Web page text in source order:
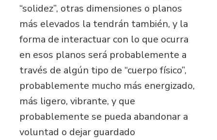
“solidez”, otras dimensiones o planos
más elevados la tendrán también, y la
forma de interactuar con lo que ocurra
en esos planos será probablemente a
través de algún tipo de “cuerpo físico”,
probablemente mucho más energizado,
más ligero, vibrante, y que
probablemente se pueda abandonar a
voluntad o dejar guardado